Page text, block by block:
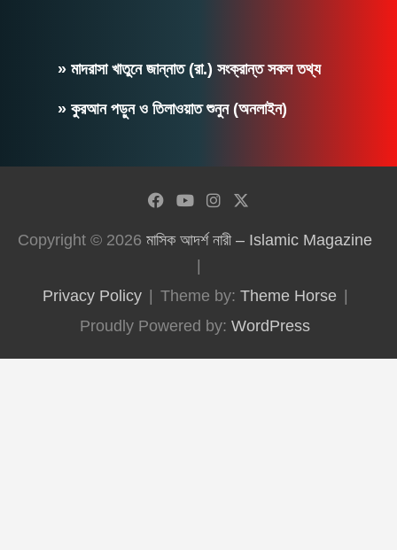
» মাদরাসা খাতুনে জান্নাত (রা.) সংক্রান্ত সকল তথ্য
» কুরআন পড়ুন ও তিলাওয়াত শুনুন (অনলাইন)
Copyright © 2026 মাসিক আদর্শ নারী – Islamic Magazine
Privacy Policy Theme by: Theme Horse
Proudly Powered by: WordPress